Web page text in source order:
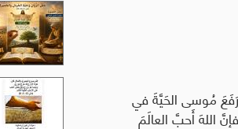
إِلاَّ الَّذي نَزَلَ مِنَ السَّماء، وهو ٱبنُ الإِنسان 14 وكما رَفَعَ مُوسى الحَيَّةَ في
لِتَكونَ بهِ الحَياةُ الأَبديَّةُ لِكُلِّ مَن يُؤمِن. 16 فإِنَّ اللهَ أَحبَّ العالَمَ